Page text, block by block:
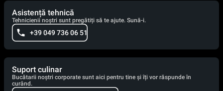
Asistență tehnică
Tehnicienii noștri sunt pregătiți să te ajute. Sună-i.
+39 049 736 06 51
Suport culinar
Bucătarii noștri corporate sunt aici pentru tine și îți vor răspunde în
curând.